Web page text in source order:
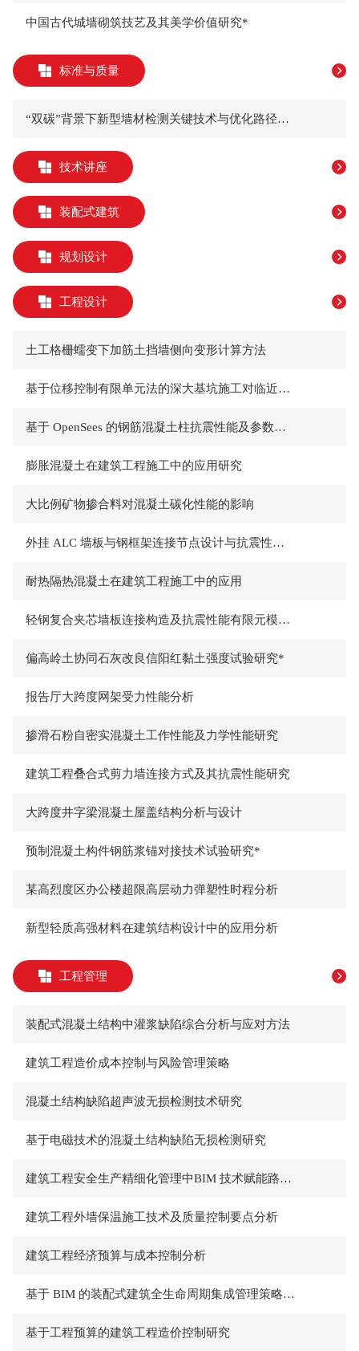
中国古代城墙砌筑技艺及其美学价值研究*
标准与质量
“双碳”背景下新型墙材检测关键技术与优化路径分析
技术讲座
装配式建筑
规划设计
工程设计
土工格栅蠕变下加筋土挡墙侧向变形计算方法
基于位移控制有限单元法的深大基坑施工对临近建筑影响研究
基于 OpenSees 的钢筋混凝土柱抗震性能及参数分析
膨胀混凝土在建筑工程施工中的应用研究
大比例矿物掺合料对混凝土碳化性能的影响
外挂 ALC 墙板与钢框架连接节点设计与抗震性能研究*
耐热隔热混凝土在建筑工程施工中的应用
轻钢复合夹芯墙板连接构造及抗震性能有限元模拟研究*
偏高岭土协同石灰改良信阳红黏土强度试验研究*
报告厅大跨度网架受力性能分析
掺滑石粉自密实混凝土工作性能及力学性能研究
建筑工程叠合式剪力墙连接方式及其抗震性能研究
大跨度井字梁混凝土屋盖结构分析与设计
预制混凝土构件钢筋浆锚对接技术试验研究*
某高烈度区办公楼超限高层动力弹塑性时程分析
新型轻质高强材料在建筑结构设计中的应用分析
工程管理
装配式混凝土结构中灌浆缺陷综合分析与应对方法
建筑工程造价成本控制与风险管理策略
混凝土结构缺陷超声波无损检测技术研究
基于电磁技术的混凝土结构缺陷无损检测研究
建筑工程安全生产精细化管理中BIM 技术赋能路径研究
建筑工程外墙保温施工技术及质量控制要点分析
建筑工程经济预算与成本控制分析
基于 BIM 的装配式建筑全生命周期集成管理策略研究*
基于工程预算的建筑工程造价控制研究